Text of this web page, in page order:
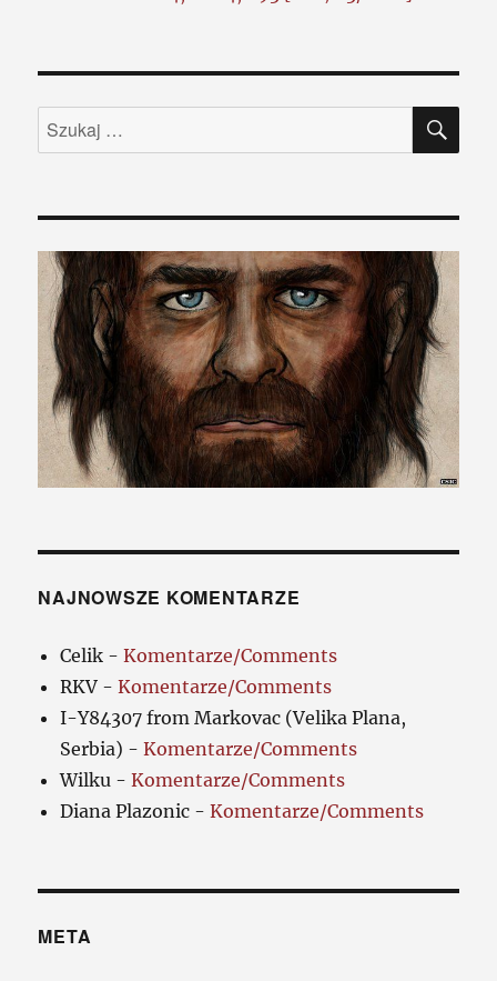
NAJNOWSZE KOMENTARZE
Celik -Komentarze/Comments
RKV -Komentarze/Comments
I-Y84307 from Markovac (Velika Plana,
Serbia) -Komentarze/Comments
Wilku -Komentarze/Comments
Diana Plazonic -Komentarze/Comments
META